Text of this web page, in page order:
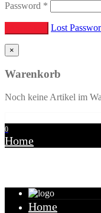
Password *
Lost
×
Warenkorb
Noch keine Artikel im
0
Home
Home